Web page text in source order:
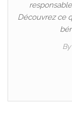
Découvrez ce
By